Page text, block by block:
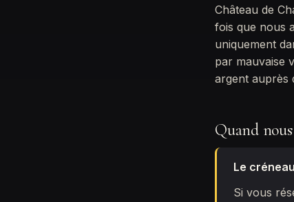
Château de
fois que nous
uniquement
par mauvaise
argent auprès
Quand
Le
Si vous